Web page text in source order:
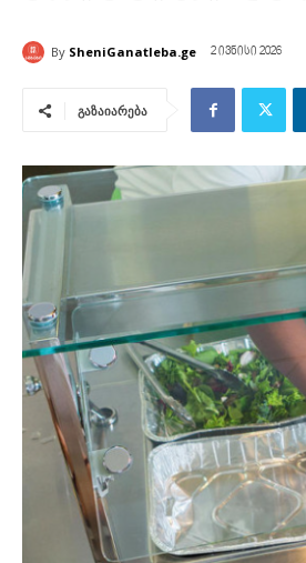
By SheniGanatleba.ge 2 ივნისი 2026
გაზაიარება